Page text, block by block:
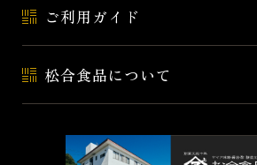
ご利用ガイド
松合食品について